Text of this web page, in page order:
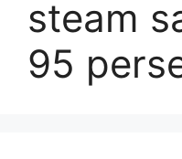
steam
95